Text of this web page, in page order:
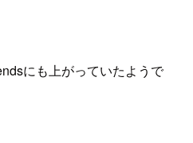
にも上がっていたようで